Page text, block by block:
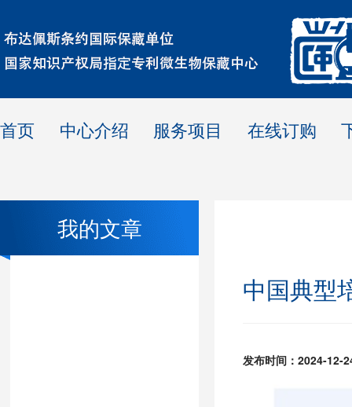
首页 中心介绍 服务项目 在线订购
我的文章
中国典型
发布时间：2024-12-